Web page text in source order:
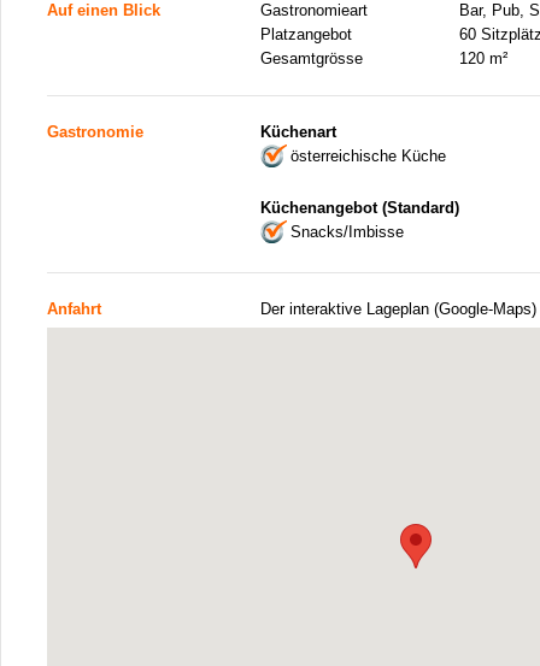
Auf einen Blick Gastronomieart
Bar, Pub,
Platzangebot
60
Gesamtgrösse
120 m²
Gastronomie
Küchenart
österreichische Küche
Küchenangebot (Standard)
Snacks/Imbisse
Anfahrt Der interaktive Lageplan (Google-